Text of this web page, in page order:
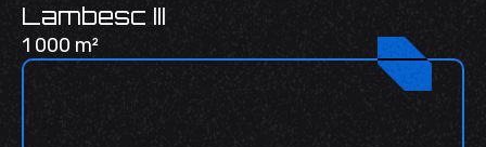
Lambesc III
1 000 m²